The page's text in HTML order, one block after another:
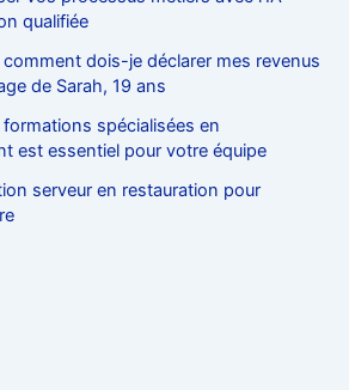
qualifiée
dois-je déclarer mes revenus
de Sarah, 19 ans
spécialisées en
est essentiel pour votre équipe
serveur en restauration pour